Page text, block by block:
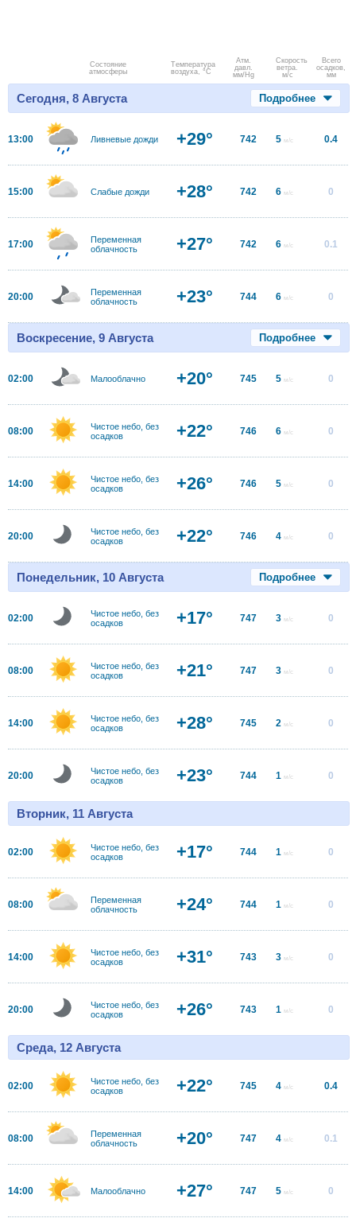
Состояние
атмосферы
Температура
воздуха, °C
Атм.
давл.
мм/Hg
Скорость
ветра.
м/с
Всего
осадков,
мм
Сегодня, 8 Августа Подробнее
13:00 Ливневые дожди +29° 742 5 м/с 0.4
15:00 Слабые дожди +28° 742 6 м/с 0
17:00
Переменная
облачность
+27° 742 6 м/с 0.1
20:00
Переменная
облачность
+23° 744 6 м/с 0
Воскресение, 9 Августа Подробнее
02:00 Малооблачно +20° 745 5 м/с 0
08:00
Чистое небо, без
осадков
+22° 746 6 м/с 0
14:00
Чистое небо, без
осадков
+26° 746 5 м/с 0
20:00
Чистое небо, без
осадков
+22° 746 4 м/с 0
Понедельник, 10 Августа Подробнее
02:00
Чистое небо, без
осадков
+17° 747 3 м/с 0
08:00
Чистое небо, без
осадков
+21° 747 3 м/с 0
14:00
Чистое небо, без
осадков
+28° 745 2 м/с 0
20:00
Чистое небо, без
осадков
+23° 744 1 м/с 0
Вторник, 11 Августа
02:00
Чистое небо, без
осадков
+17° 744 1 м/с 0
08:00
Переменная
облачность
+24° 744 1 м/с 0
14:00
Чистое небо, без
осадков
+31° 743 3 м/с 0
20:00
Чистое небо, без
осадков
+26° 743 1 м/с 0
Среда, 12 Августа
02:00
Чистое небо, без
осадков
+22° 745 4 м/с 0.4
08:00
Переменная
облачность
+20° 747 4 м/с 0.1
14:00 Малооблачно +27° 747 5 м/с 0